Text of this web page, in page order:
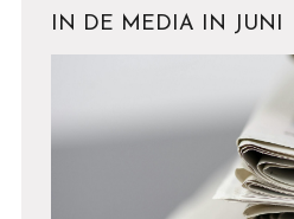
IN DE MEDIA IN JUNI